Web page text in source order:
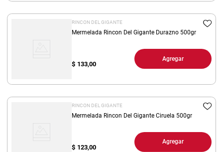
RINCON DEL GIGANTE
Mermelada Rincon Del Gigante Durazno 500gr
$ 133,00
Agregar
RINCON DEL GIGANTE
Mermelada Rincon Del Gigante Ciruela 500gr
$ 123,00
Agregar